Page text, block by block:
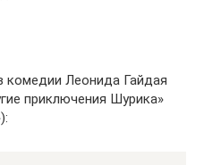
комедии Леонида Гайдая
приключения Шурика»